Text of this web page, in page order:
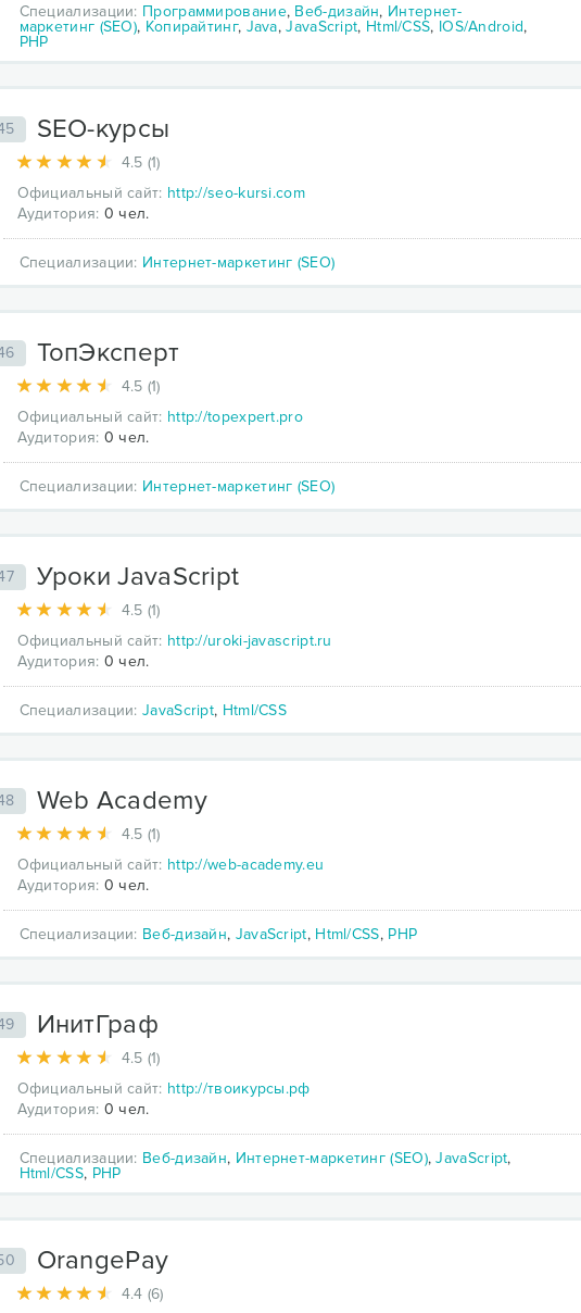
Специализации: Программирование, Веб-дизайн, Интернет-
маркетинг (SEO), Копирайтинг, Java,JavaScript, Html/CSS, IOS/Android,
PHP
SEO-курсы
4.5 (1)
Официальный сайт: http://seo-kursi.com
Аудитория: 0 чел.
Специализации: Интернет-маркетинг (SEO)
ТопЭксперт
4.5 (1)
Официальный сайт: http://topexpert.pro
Аудитория: 0 чел.
Специализации: Интернет-маркетинг (SEO)
Уроки JavaScript
4.5 (1)
Официальный сайт: http://uroki-javascript.ru
Аудитория: 0 чел.
Специализации:JavaScript, Html/CSS
Web Academy
4.5 (1)
Официальный сайт: http://web-academy.eu
Аудитория: 0 чел.
Специализации: Веб-дизайн, JavaScript, Html/CSS, PHP
ИнитГраф
4.5 (1)
Официальный сайт: http://твоикурсы.рф
Аудитория: 0 чел.
Специализации: Веб-дизайн, Интернет-маркетинг (SEO),JavaScript,
Html/CSS, PHP
OrangePay
4.4 (6)